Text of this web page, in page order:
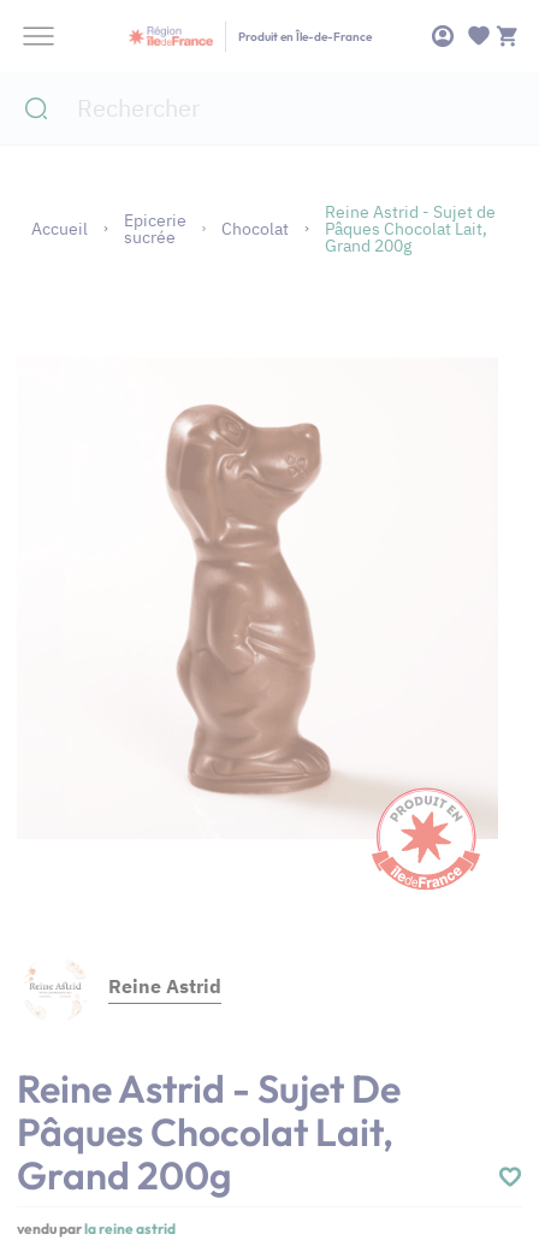
Produit en Île-de-France
Accueil Epicerie
sucrée Chocolat
Reine Astrid - Sujet de
Pâques Chocolat Lait,
Grand 200g
Reine Astrid
Reine Astrid - Sujet De
Pâques Chocolat Lait,
Grand 200g
vendu parla reine astrid